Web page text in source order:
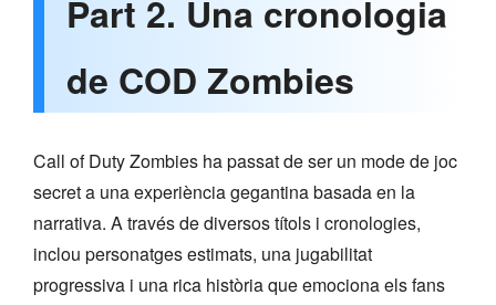
Part 2. Una cronologia
de COD Zombies
Call of Duty Zombies ha passat de ser un mode de joc
secret a una experiència gegantina basada en la
narrativa. A través de diversos títols i cronologies,
inclou personatges estimats, una jugabilitat
progressiva i una rica història que emociona els fans